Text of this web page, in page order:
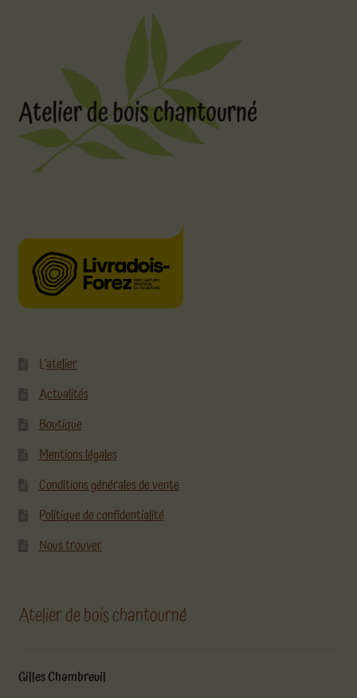
L’atelier
Actualités
Boutique
Mentions légales
Conditions générales de vente
Politique de confidentialité
Nous trouver
Atelier de bois chantourné
Gilles Chambreuil